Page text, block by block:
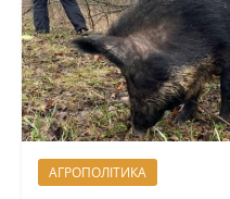
АГРОПОЛІТИКА